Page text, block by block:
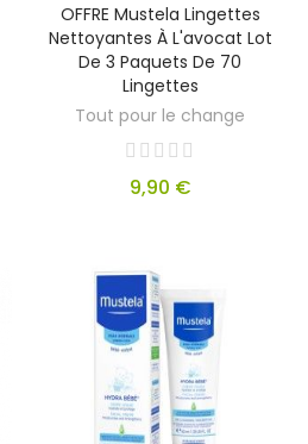
OFFRE Mustela Lingettes
Nettoyantes À L'avocat Lot
De 3 Paquets De 70
Lingettes
Tout pour le change
9,90 €